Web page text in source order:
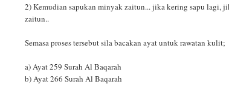
2) Kemudian sapukan minyak zaitun... jika kering sapu lagi,
zaitun..
Semasa proses tersebut sila bacakan ayat untuk rawatan kulit;
a) Ayat 259 Surah Al Baqarah
b) Ayat 266 Surah Al Baqarah